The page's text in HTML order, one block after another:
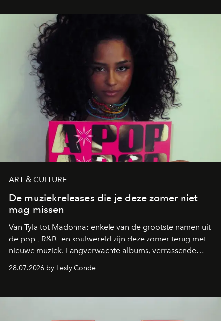
neerstrijkt in Saint-Tropez. Dit zijn de nieuwe adressen
die deze zomer de toon zetten, van lange lunches tot
zwoele nachten.
ART & CULTURE
De muziekreleases die je deze zomer niet
mag missen
Van Tyla tot Madonna: enkele van de grootste namen uit
de pop-, R&B- en soulwereld zijn deze zomer terug met
nieuwe muziek. Langverwachte albums, verrassende
comebacks en veelbelovende nieuwe projecten: dit zijn
de releases die je niet mag missen.
28.07.2026 by Lesly Conde